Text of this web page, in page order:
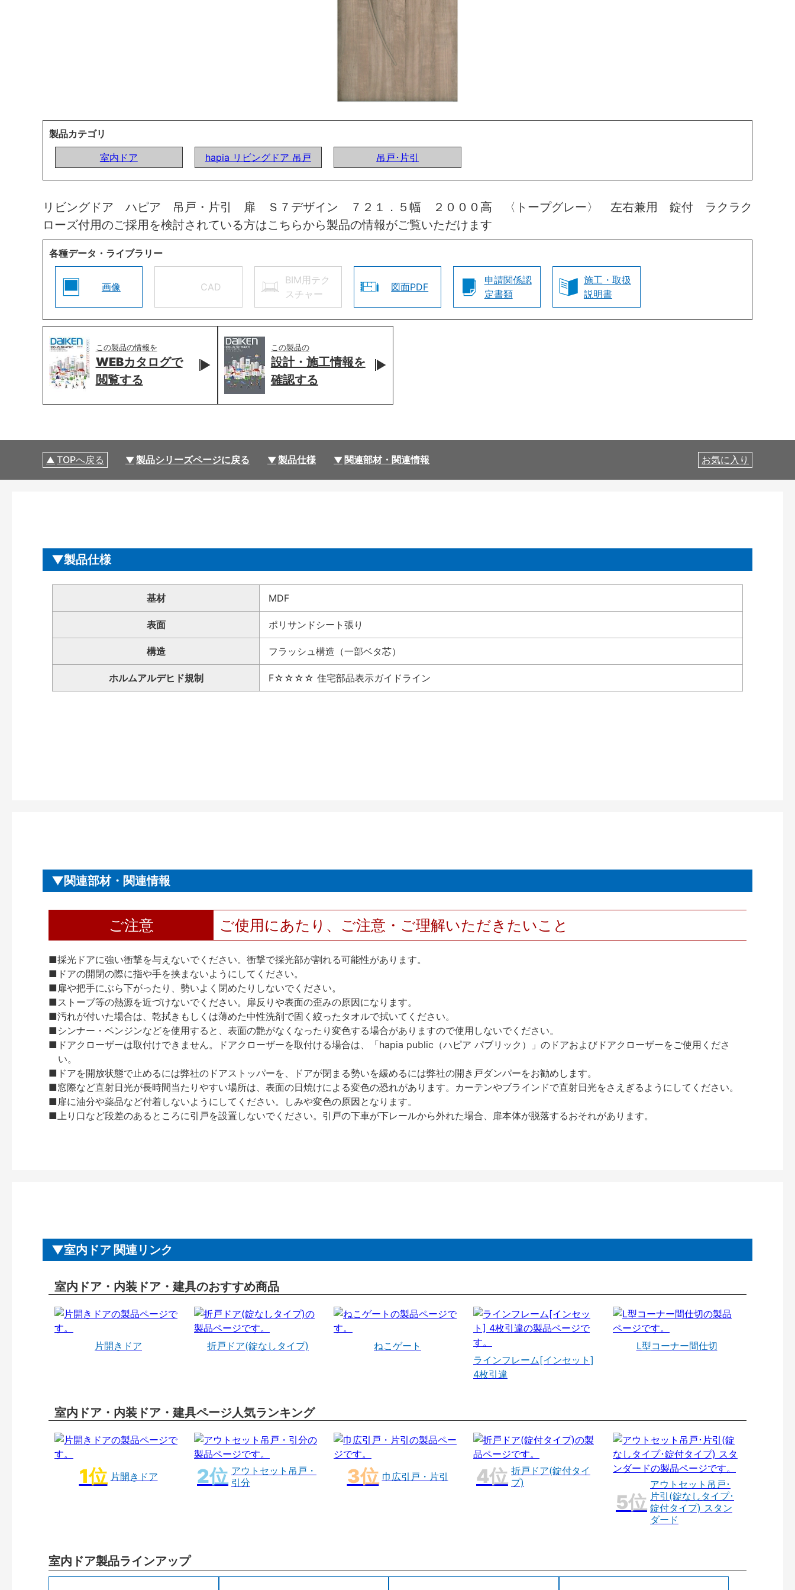
製品カテゴリ
室内ドア
hapia リビングドア 吊戸 吊戸･片引
リビングドア ハピア 吊戸・片引 扉 Ｓ７デザイン ７２１．５幅 ２０００高 〈トープグレー〉 左右兼用 錠付 ラクラク
ローズ付用のご採用を検討されている方はこちらから製品の情報がご覧いただけます
各種データ・ライブラリー
画像 CAD
BIM用テク
スチャー
図面PDF
申請関係認
定書類
施工・取扱
説明書
この製品の情報を
WEBカタログで
閲覧する
この製品の
設計・施工情報を
確認する
TOPへ戻る 製品シリーズページに戻る 製品仕様 関連部材・関連情報 お気に入り
製品仕様
基材 MDF
表面 ポリサンドシート張り
構造 フラッシュ構造（一部ベタ芯）
ホルムアルデヒド規制 F☆☆☆☆ 住宅部品表示ガイドライン
関連部材・関連情報
ご注意 ご使用にあたり、ご注意・ご理解いただきたいこと
■採光ドアに強い衝撃を与えないでください。衝撃で採光部が割れる可能性があります。
■ドアの開閉の際に指や手を挟まないようにしてください。
■扉や把手にぶら下がったり、勢いよく閉めたりしないでください。
■ストーブ等の熱源を近づけないでください。扉反りや表面の歪みの原因になります。
■汚れが付いた場合は、乾拭きもしくは薄めた中性洗剤で固く絞ったタオルで拭いてください。
■シンナー・ベンジンなどを使用すると、表面の艶がなくなったり変色する場合がありますので使用しないでください。
■ドアクローザーは取付けできません。ドアクローザーを取付ける場合は、「hapia public（ハピア パブリック）」のドアおよびドアクローザーをご使用くださ
い。
■ドアを開放状態で止めるには弊社のドアストッパーを、ドアが閉まる勢いを緩めるには弊社の開き戸ダンパーをお勧めします。
■窓際など直射日光が長時間当たりやすい場所は、表面の日焼けによる変色の恐れがあります。カーテンやブラインドで直射日光をさえぎるようにしてください。
■扉に油分や薬品など付着しないようにしてください。しみや変色の原因となります。
■上り口など段差のあるところに引戸を設置しないでください。引戸の下車が下レールから外れた場合、扉本体が脱落するおそれがあります。
室内ドア 関連リンク
室内ドア・内装ドア・建具のおすすめ商品
片開きドア 折戸ドア(錠なしタイプ)
ねこゲート
ラインフレーム[インセット]
4枚引違
L型コーナー間仕切
室内ドア・内装ドア・建具ページ人気ランキング
片開きドア
アウトセット吊戸・
引分
巾広引戸・片引
折戸ドア(錠付タイ
プ)
アウトセット吊戸･
片引(錠なしタイプ･
錠付タイプ) スタン
ダード
室内ドア製品ラインアップ